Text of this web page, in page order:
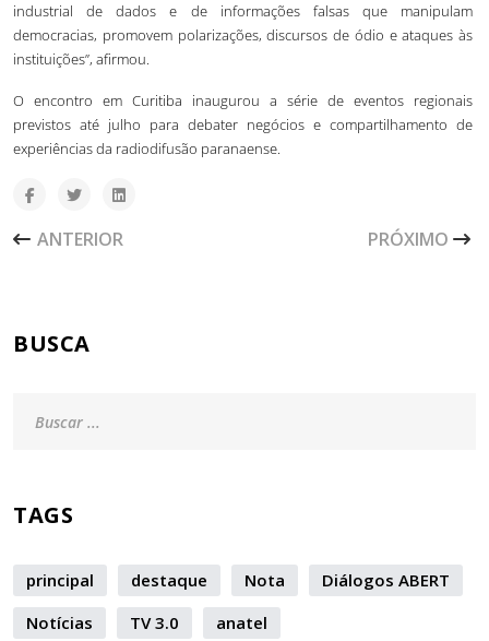
industrial de dados e de informações falsas que manipulam
democracias, promovem polarizações, discursos de ódio e ataques às
instituições”, afirmou.
O encontro em Curitiba inaugurou a série de eventos regionais
previstos até julho para debater negócios e compartilhamento de
experiências da radiodifusão paranaense.
ARTIGO ANTERIOR: NOTA CONJUNTA DOS SETORES
ANTERIOR PRÓXIMO
PRÓXIMO
BUSCA
TAGS
principal destaque Nota
Diálogos ABERT
Notícias
TV 3.0
anatel